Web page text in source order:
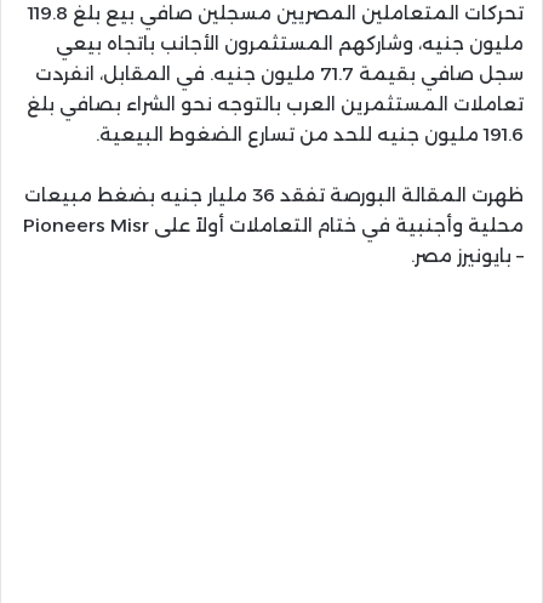
تحركات المتعاملين المصريين مسجلين صافي بيع بلغ 119.8
مليون جنيه، وشاركهم المستثمرون الأجانب باتجاه بيعي
سجل صافي بقيمة 71.7 مليون جنيه. في المقابل، انفردت
تعاملات المستثمرين العرب بالتوجه نحو الشراء بصافي بلغ
191.6 مليون جنيه للحد من تسارع الضغوط البيعية.
ظهرت المقالة البورصة تفقد 36 مليار جنيه بضغط مبيعات
محلية وأجنبية في ختام التعاملات أولاً على Pioneers Misr
– بايونيرز مصر.